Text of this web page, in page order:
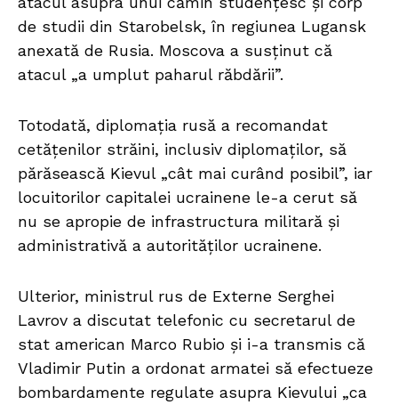
de studii din Starobelsk, în regiunea Lugansk
anexată de Rusia. Moscova a susținut că
atacul „a umplut paharul răbdării”.
Totodată, diplomația rusă a recomandat
cetățenilor străini, inclusiv diplomaților, să
părăsească Kievul „cât mai curând posibil”, iar
locuitorilor capitalei ucrainene le-a cerut să
nu se apropie de infrastructura militară și
administrativă a autorităților ucrainene.
Ulterior, ministrul rus de Externe Serghei
Lavrov a discutat telefonic cu secretarul de
stat american Marco Rubio și i-a transmis că
Vladimir Putin a ordonat armatei să efectueze
bombardamente regulate asupra Kievului „ca